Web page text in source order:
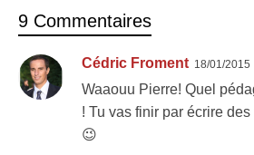
9 Commentaires
Cédric Froment 18/01/2015
Waaouu Pierre! Quel
! Tu vas finir par écrire
😉